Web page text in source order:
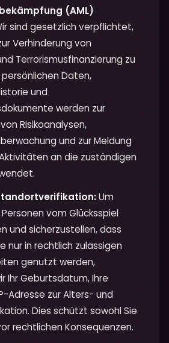
(AML)
sind gesetzlich verpflichtet,
Verhinderung von
Terrorismusfinanzierung zu
Daten,
und
werden zur
Risikoanalysen,
und zur Meldung
an die zuständigen
Um
vom Glücksspiel
und sicherzustellen, dass
nur in rechtlich zulässigen
genutzt werden,
Ihr Geburtsdatum, Ihre
Adresse zur Alters- und
Dies schützt sowohl Sie
rechtlichen Konsequenzen.